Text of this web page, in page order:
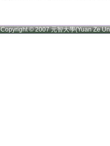
Copyright © 2007 元智大學(Yuan Ze